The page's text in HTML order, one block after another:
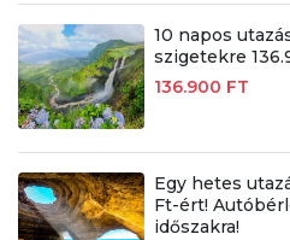
10 napos
szigetekre
136.900 FT
Egy hetes
Ft-ért!
időszakra!